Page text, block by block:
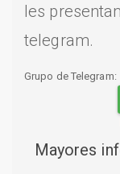
les
telegram.
Grupo de Telegram:
Mayores